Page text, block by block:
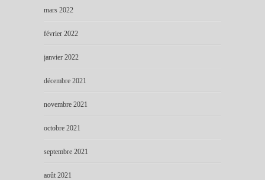
mars 2022
février 2022
janvier 2022
décembre 2021
novembre 2021
octobre 2021
septembre 2021
août 2021